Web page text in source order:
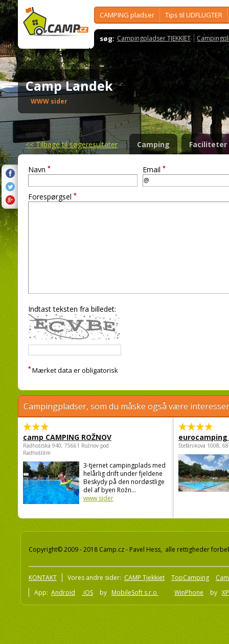
CAMPING pladser Tips til UDFLUGTER
søg: Campingpladser TJEKKIET
Camp Landek
WWW sider
<<Tilbage til søgeresultater Camping Faciliteter
Navn * Email *
Forespørgsel *
Indtast teksten fra billedet:
* Mærket data er obligatorisk
Campingpladser, som du måske også være
camp CAMPING ROŽNOV
Radhošťská 940, 75661 Rožnov pod
Radhoštěm
3-tjernet campingplads med
helårlig drift under fjeldene
Beskydy på den nordøstlige
del af byen Rožn...
www sider
Štefánikova 1008,
Copyright© 2009 - 2018 Camp.cz - Pavel Hess, alle rettigheder
KONTAKT Vores andre sider: CAMP Tjekkiet TopCamping
App: Android iOS by MobileSoft s.r.o WinPhone by